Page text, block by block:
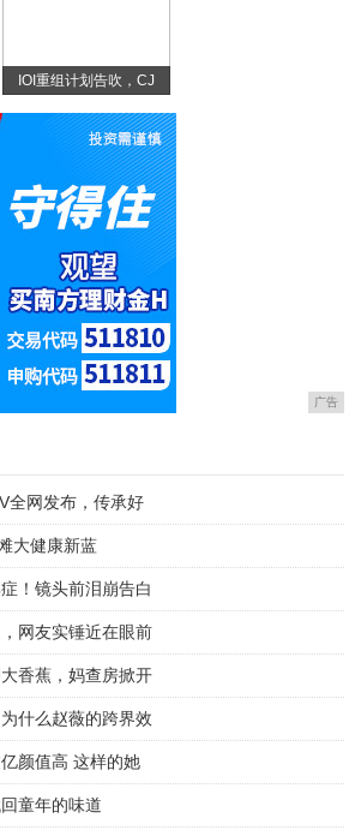
IOI重组计划告吹，CJ
广告
全网发布，传承好
大健康新蓝
！镜头前泪崩告白
网友实锤近在眼前
香蕉，妈查房掀开
什么赵薇的跨界效
颜值高 这样的她
童年的味道